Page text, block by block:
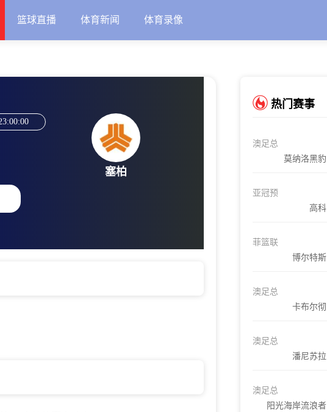
篮球直播 体育新闻 体育录像
塞柏
热门赛事
澳足总
莫纳洛黑豹
亚冠预
高科
菲篮联
博尔特斯
澳足总
卡布尔彻
澳足总
潘尼苏拉
澳足总
阳光海岸流浪者